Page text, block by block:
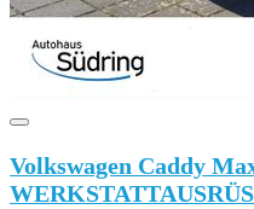
Volkswagen Caddy